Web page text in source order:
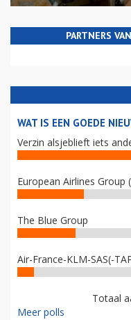
PARTNERS
WAT IS EEN GOEDE
Verzin alsjeblieft iets
European Airlines Group
The Blue Group
Air-France-KLM-SAS(-
Totaal
Meer polls